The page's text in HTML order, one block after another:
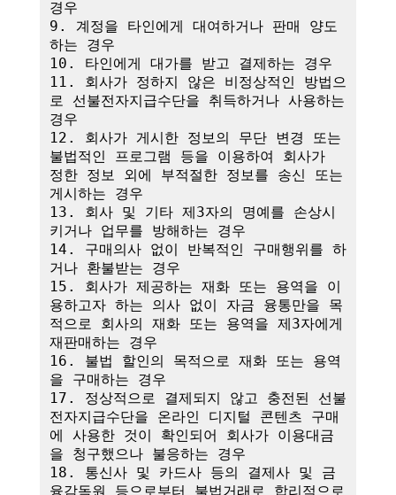
경우
9. 계정을 타인에게 대여하거나 판매 양도
하는 경우
10. 타인에게 대가를 받고 결제하는 경우
11. 회사가 정하지 않은 비정상적인 방법으
로 선불전자지급수단을 취득하거나 사용하는
경우
12. 회사가 게시한 정보의 무단 변경 또는
불법적인 프로그램 등을 이용하여 회사가
정한 정보 외에 부적절한 정보를 송신 또는
게시하는 경우
13. 회사 및 기타 제3자의 명예를 손상시
키거나 업무를 방해하는 경우
14. 구매의사 없이 반복적인 구매행위를 하
거나 환불받는 경우
15. 회사가 제공하는 재화 또는 용역을 이
용하고자 하는 의사 없이 자금 융통만을 목
적으로 회사의 재화 또는 용역을 제3자에게
재판매하는 경우
16. 불법 할인의 목적으로 재화 또는 용역
을 구매하는 경우
17. 정상적으로 결제되지 않고 충전된 선불
전자지급수단을 온라인 디지털 콘텐츠 구매
에 사용한 것이 확인되어 회사가 이용대금
을 청구했으나 불응하는 경우
18. 통신사 및 카드사 등의 결제사 및 금
융감독원 등으로부터 불법거래로 합리적으로